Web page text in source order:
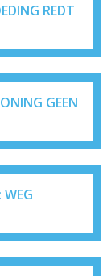
REDT
GEEN
WEG